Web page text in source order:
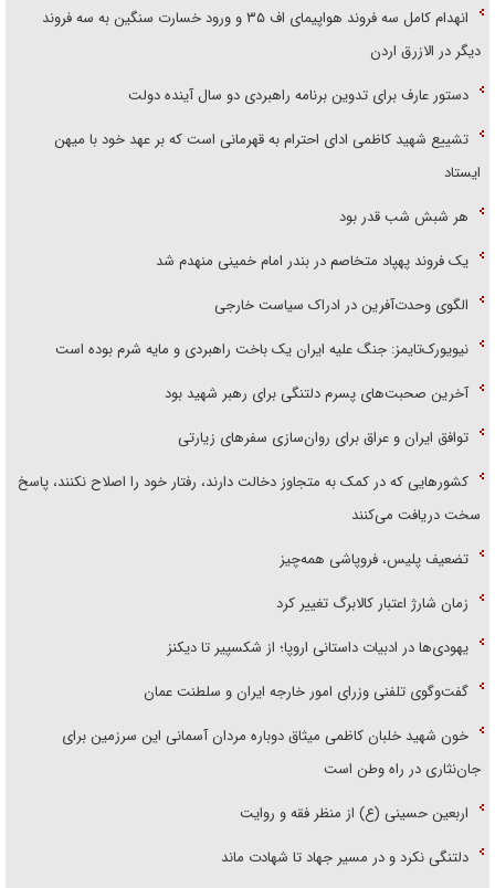
انهدام کامل سه فروند هواپیمای اف ۳۵ و ورود خسارت سنگین به سه فروند
دیگر در الازرق اردن
دستور عارف برای تدوین برنامه راهبردی دو سال آینده دولت
تشییع شهید کاظمی ادای احترام به قهرمانی است که بر عهد خود با میهن
ایستاد
هر شبش شب قدر بود
یک فروند پهپاد متخاصم در بندر امام خمینی منهدم شد
الگوی وحدت‌آفرین در ادراک سیاست خارجی
نیویورک‌تایمز: جنگ علیه ایران یک باخت راهبردی و مایه شرم بوده است
آخرین صحبت‌های پسرم دلتنگی برای رهبر شهید بود
توافق ایران و عراق برای روان‌سازی سفر‌های زیارتی
کشور‌هایی که در کمک به متجاوز دخالت دارند، رفتار خود را اصلاح نکنند، پاسخ
سخت دریافت می‌کنند
تضعیف پلیس، فروپاشی همه‌چیز
زمان شارژ اعتبار کالابرگ تغییر کرد
یهودی‌ها در ادبیات داستانی اروپا؛ از شکسپیر تا دیکنز
گفت‌وگوی تلفنی وزرای امور خارجه ایران و سلطنت عمان
خون شهید خلبان کاظمی میثاق دوباره مردان آسمانی این سرزمین برای
جان‌نثاری در راه وطن است
اربعین حسینی (ع) از منظر فقه و روایت
دلتنگی نکرد و در مسیر جهاد تا شهادت ماند